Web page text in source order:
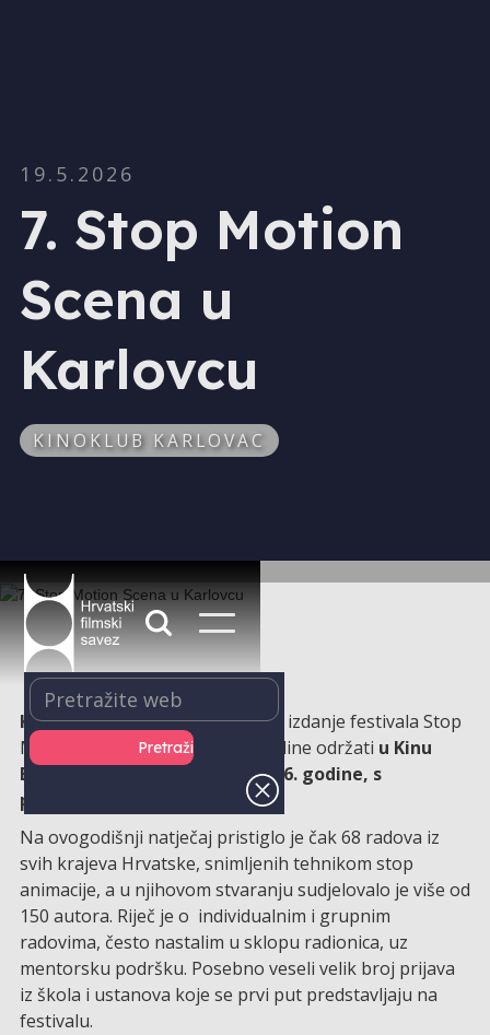
19.5.2026
7. Stop Motion
Scena u
Karlovcu
KINOKLUB KARLOVAC
Kinoklub Karlovacorganizira 7. izdanje festivala Stop
Motion Scena, koji će se ove godine održati u Kinu
Edison u petak, 22. svibnja 2026. godine, s
početkom u 9:30 sati.
Na ovogodišnji natječaj pristiglo je čak 68 radova iz
svih krajeva Hrvatske, snimljenih tehnikom stop
animacije, a u njihovom stvaranju sudjelovalo je više od
150 autora. Riječ je o individualnim i grupnim
radovima, često nastalim u sklopu radionica, uz
mentorsku podršku. Posebno veseli velik broj prijava
iz škola i ustanova koje se prvi put predstavljaju na
festivalu.